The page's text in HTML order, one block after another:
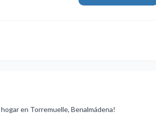
en Torremuelle, Benalmádena!